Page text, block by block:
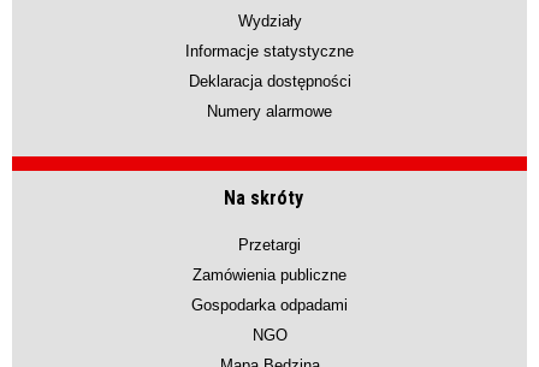
Wydziały
Informacje statystyczne
Deklaracja dostępności
Numery alarmowe
Na skróty
Przetargi
Zamówienia publiczne
Gospodarka odpadami
NGO